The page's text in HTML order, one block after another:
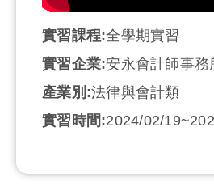
實習課程:全學期實習
實習企業:安永會計師事務
產業別:法律與會計類
實習時間:2024/02/